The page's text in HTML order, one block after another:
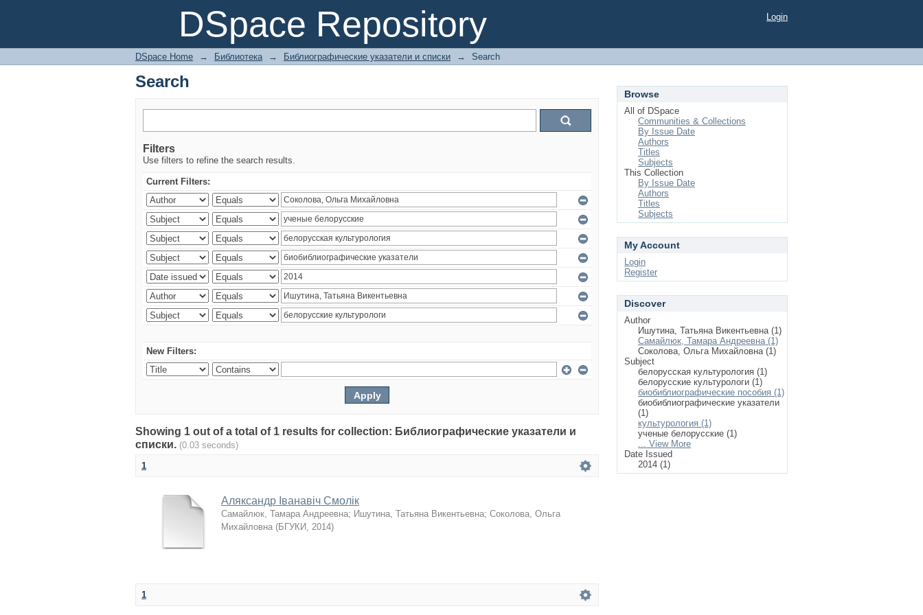
DSpace Repository
Search Login
DSpace Home → Библиотека → Библиографические указатели и списки → Search
Search
Filters
Use filters to refine the search results.
Current Filters:
New Filters:
Showing 1 out of a total of 1 results for collection: Библиографические указатели и
списки. (0.03 seconds)
1
Аляксандр Іванавіч Смолік
Самайлюк, Тамара Андреевна; Ишутина, Татьяна Викентьевна; Соколова, Ольга
Михайловна (БГУКИ, 2014)
1
Browse
All of DSpace
Communities & Collections
By Issue Date
Authors
Titles
Subjects
This Collection
By Issue Date
Authors
Titles
Subjects
My Account
Login
Register
Discover
Author
Ишутина, Татьяна Викентьевна (1)
Самайлюк, Тамара Андреевна (1)
Соколова, Ольга Михайловна (1)
Subject
белорусская культурология (1)
белорусские культурологи (1)
биобиблиографические пособия (1)
биобиблиографические указатели
(1)
культурология (1)
ученые белорусские (1)
... View More
Date Issued
2014 (1)